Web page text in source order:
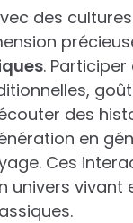
des
. Participer
des
en
Ces
univers vivant